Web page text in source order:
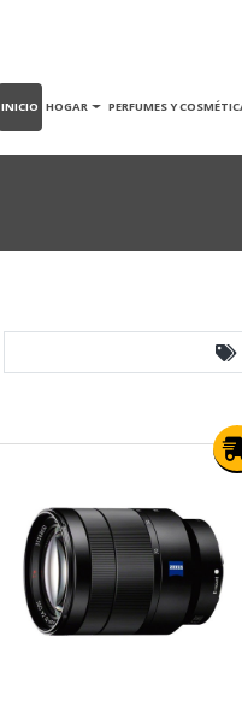
INICIO HOGAR PERFUMES Y